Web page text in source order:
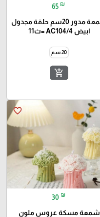
65 ₪
شمعة مدور 20سم حلقة مجدول
ابيض AC104/4 =ث11
20 سم
add_shopping_cart
favorite_border
30 ₪
شمعة مسكة عروس ملون